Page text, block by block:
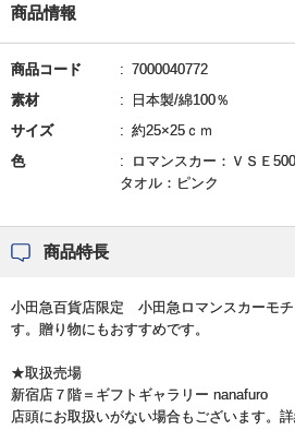
商品情報
商品コード
7000040772
素材
日本製/綿100％
サイズ
約25×25ｃｍ
色
ロマンスカー：ＶＳＥ
タオル：ピンク
商品特長
小田急百貨店限定 小田急ロマンスカーモ
す。贈り物にもおすすめです。
★取扱売場
新宿店７階＝ギフトギャラリー nanafuro
店頭にお取扱いがない場合もございます。